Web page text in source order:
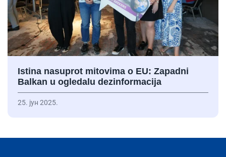
Istina nasuprot mitovima o EU: Zapadni
Balkan u ogledalu dezinformacija
25. јун 2025.